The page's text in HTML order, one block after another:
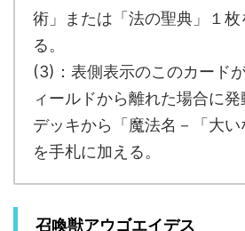
術」または「法の聖典」１枚
る。
(3)：表側表示のこのカード
ィールドから離れた場合に発
デッキから「魔法名－「大
を手札に加える。
召喚獣アウゴエイデス